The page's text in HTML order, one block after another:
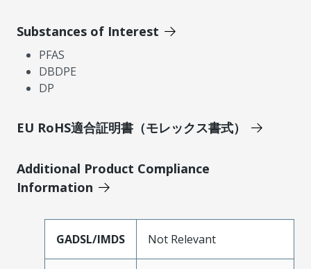
Substances of Interest
PFAS
DBDPE
DP
EU RoHS適合証明書（モレックス書式）
Additional Product Compliance
Information
GADSL/IMDS Not Relevant